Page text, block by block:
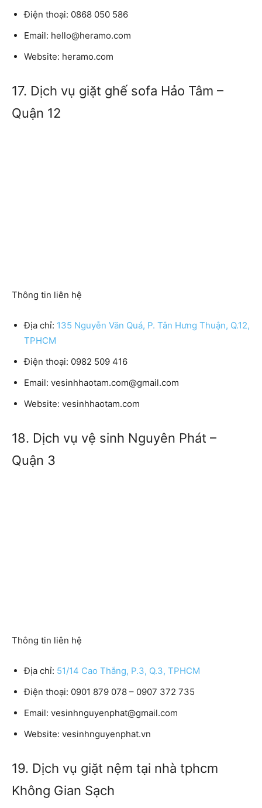
Điện thoại: 0868 050 586
Email: hello@heramo.com
Website: heramo.com
17. Dịch vụ giặt ghế sofa Hảo Tâm –
Quận 12
Thông tin liên hệ
Địa chỉ: 135 Nguyễn Văn Quá, P. Tân Hưng Thuận, Q.12,
TPHCM
Điện thoại: 0982 509 416
Email: vesinhhaotam.com@gmail.com
Website: vesinhhaotam.com
18. Dịch vụ vệ sinh Nguyên Phát –
Quận 3
Thông tin liên hệ
Địa chỉ: 51/14 Cao Thắng, P.3, Q.3, TPHCM
Điện thoại: 0901 879 078 – 0907 372 735
Email: vesinhnguyenphat@gmail.com
Website: vesinhnguyenphat.vn
19. Dịch vụ giặt nệm tại nhà tphcm
Không Gian Sạch